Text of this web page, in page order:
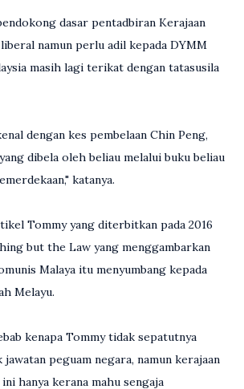
dasar pentadbiran Kerajaan
namun perlu adil kepada DYMM
masih lagi terikat dengan tatasusila
dengan kes pembelaan Chin Peng,
dibela oleh beliau melalui buku beliau
katanya.
Tommy yang diterbitkan pada 2016
but the Law yang menggambarkan
Malaya itu menyumbang kepada
Melayu.
kenapa Tommy tidak sepatutnya
jawatan peguam negara, namun kerajaan
hanya kerana mahu sengaja